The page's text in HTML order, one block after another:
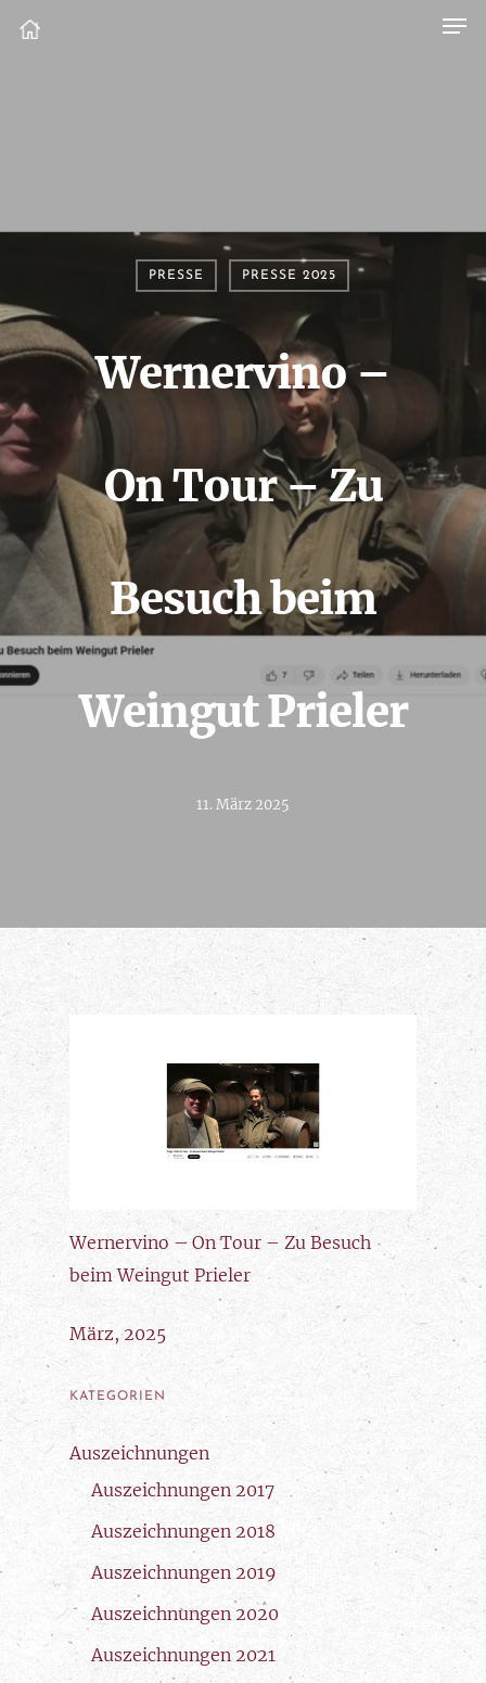
PRESSE PRESSE 2025
Wernervino –
On Tour – Zu
Besuch beim
Weingut Prieler
11. März 2025
Wernervino – On Tour – Zu Besuch
beim Weingut Prieler
März, 2025
KATEGORIEN
Auszeichnungen
Auszeichnungen 2017
Auszeichnungen 2018
Auszeichnungen 2019
Auszeichnungen 2020
Auszeichnungen 2021